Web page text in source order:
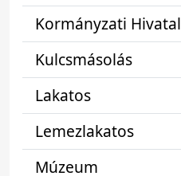
Kormányzati Hivatal
Kulcsmásolás
Lakatos
Lemezlakatos
Múzeum